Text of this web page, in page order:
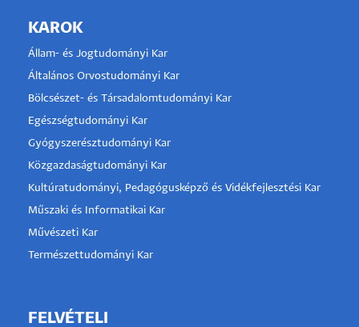
KAROK
Állam- és Jogtudományi Kar
Általános Orvostudományi Kar
Bölcsészet- és Társadalomtudományi Kar
Egészségtudományi Kar
Gyógyszerésztudományi Kar
Közgazdaságtudományi Kar
Kultúratudományi, Pedagógusképző és Vidékfejlesztési Kar
Műszaki és Informatikai Kar
Művészeti Kar
Természettudományi Kar
FELVÉTELI